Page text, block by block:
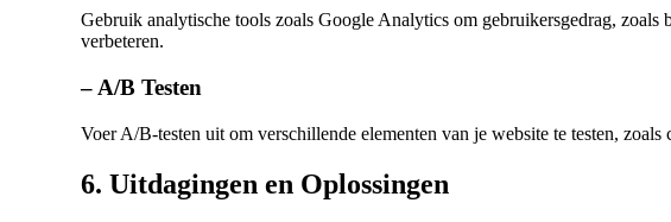
Gebruik analytische tools zoals Google Analytics om gebruikersgedrag, zoals
verbeteren.
– A/B Testen
Voer A/B-testen uit om verschillende elementen van je website te testen,
6. Uitdagingen en Oplossingen